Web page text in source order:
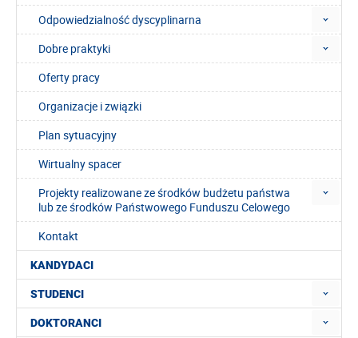
Odpowiedzialność dyscyplinarna
Dobre praktyki
Oferty pracy
Organizacje i związki
Plan sytuacyjny
Wirtualny spacer
Projekty realizowane ze środków budżetu państwa
lub ze środków Państwowego Funduszu Celowego
Kontakt
KANDYDACI
STUDENCI
DOKTORANCI